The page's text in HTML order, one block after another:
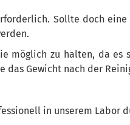
Sollte doch
möglich zu halten, da es
das Gewicht nach der
in unserem Labor